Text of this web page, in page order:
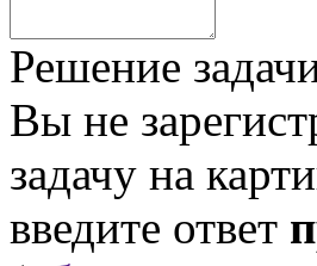
Решение
Вы не
задачу на
введите ответ